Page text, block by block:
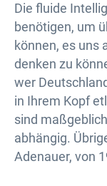
Die fluide
benötigen, um
können, es uns
denken zu
wer
in Ihrem Kopf
sind
abhängig.
Adenauer, von